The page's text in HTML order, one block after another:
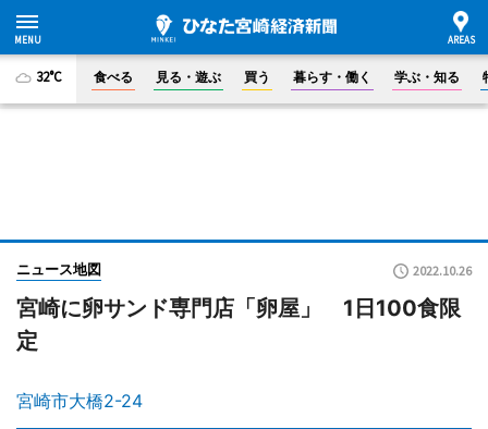
32°C 食べる 見る・遊ぶ 買う 暮らす・働く 学ぶ・知る
ニュース地図 2022.10.26
宮崎に卵サンド専門店「卵屋」 1日100食限
定
宮崎市大橋2-24